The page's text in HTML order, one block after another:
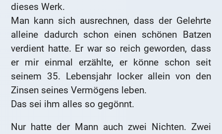
dieses Werk.
Man kann sich ausrechnen, dass der Gelehrte
alleine dadurch schon einen schönen Batzen
verdient hatte. Er war so reich geworden, dass
er mir einmal erzählte, er könne schon seit
seinem 35. Lebensjahr locker allein von den
Zinsen seines Vermögens leben.
Das sei ihm alles so gegönnt.
Nur hatte der Mann auch zwei Nichten. Zwei